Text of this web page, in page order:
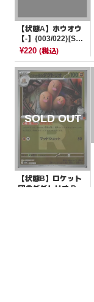
【状態A】ホウオウ
【-】{003/022}[SVL
S]
¥220 (税込)
【状態B】ロケット
団のダグトリオ R団